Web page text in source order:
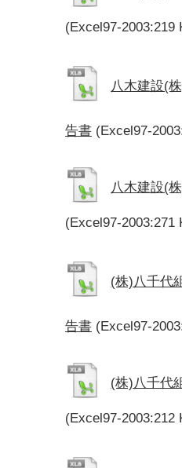
(Excel97-2003:219
八木建設(
告書 (Excel97-
八木建設(
(Excel97-2003:271
(株)八千代
告書 (Excel97-
(株)八千代
(Excel97-2003:212